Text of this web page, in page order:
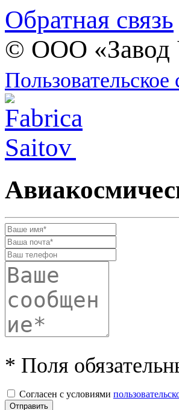
Обратная связь
© ООО «Завод
* Поля
Согласен с условиями